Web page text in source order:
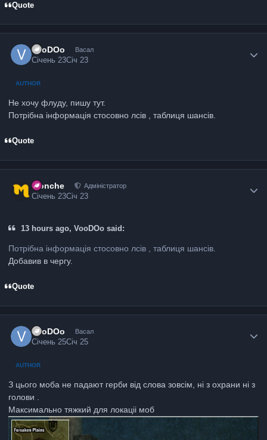
Quote
VooDOo Васал
Січень 23Січ 23
AUTHOR
Не хочу флуду, пишу тут.
Потрібна інформація стосовно лсів , таблиця шансів.
Quote
Monche Адміністратор
Січень 23Січ 23
13 hours ago, VooDOo said:
Потрібна інформація стосовно лсів , таблиця шансів.
Добавив в чергу.
Quote
VooDOo Васал
Січень 25Січ 25
AUTHOR
З цього моба не падают герби від слова зовсім, ні з охрани ні з
голови .
Максимально тяжкий для локаціі моб